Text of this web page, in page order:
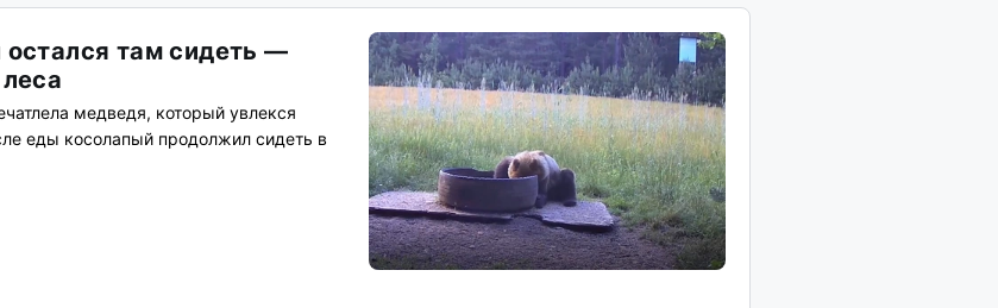
там сидеть —
медведя, который увлекся
еды косолапый продолжил сидеть в